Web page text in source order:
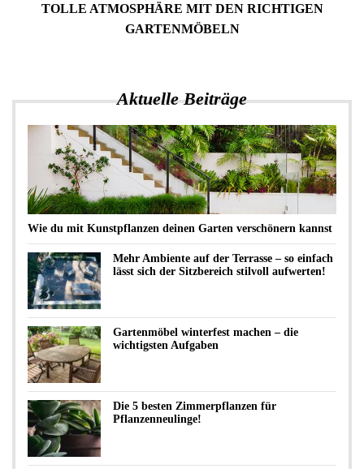
TOLLE ATMOSPHÄRE MIT DEN RICHTIGEN
GARTENMÖBELN
Aktuelle Beiträge
Wie du mit Kunstpflanzen deinen Garten verschönern kannst
Mehr Ambiente auf der Terrasse – so einfach
lässt sich der Sitzbereich stilvoll aufwerten!
Gartenmöbel winterfest machen – die
wichtigsten Aufgaben
Die 5 besten Zimmerpflanzen für
Pflanzenneulinge!